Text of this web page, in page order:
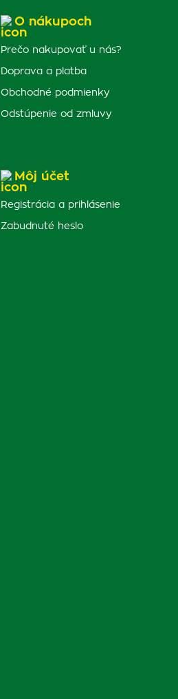
O nákupoch
Prečo nakupovať u nás?
Doprava a platba
Obchodné podmienky
Odstúpenie od zmluvy
Môj účet
Registrácia a prihlásenie
Zabudnuté heslo